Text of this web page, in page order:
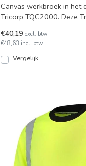
Canvas werkbroek in het
Tricorp TQC2000. Deze
€40,19 excl. btw
€48,63 incl. btw
Vergelijk